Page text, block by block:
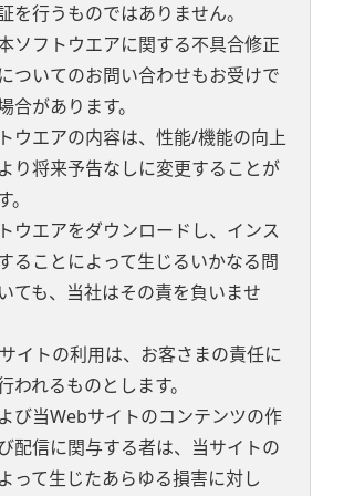
を行うものではありません。
ソフトウエアに関する不具合修正
ついてのお問い合わせもお受けで
合があります。
ウエアの内容は、性能/機能の向上
り将来予告なしに変更することが
ウエアをダウンロードし、インス
ることによって生じるいかなる問
ても、当社はその責を負いませ
イトの利用は、お客さまの責任に
われるものとします。
び当Webサイトのコンテンツの作
配信に関与する者は、当サイトの
って生じたあらゆる損害に対し